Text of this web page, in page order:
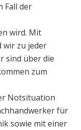
Fall der
wird. Mit
wir zu jeder
sind über die
zum
Notsituation
für
sowie mit einer